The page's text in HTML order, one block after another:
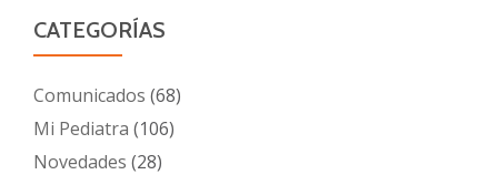
CATEGORÍAS
Comunicados (68)
Mi Pediatra (106)
Novedades (28)